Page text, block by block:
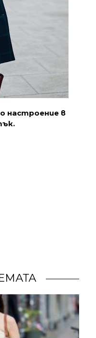
настроение в